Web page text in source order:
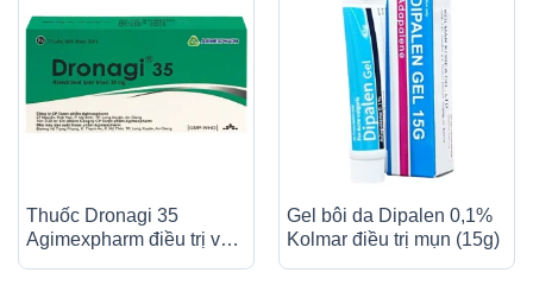
Thuốc Dronagi 35
Agimexpharm điều trị và
Gel bôi da Dipalen 0,1%
Kolmar điều trị mụn (15g)